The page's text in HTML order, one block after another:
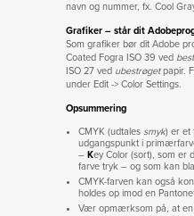
navn og nummer, fx. Cool
Grafiker – står dit
Som grafiker bør dit Adobe
Coated Fogra ISO 39 ved
ISO 27 ved ubestrøgetpapir.
under Edit -> Color Settings.
Opsummering
CMYK (udtales smyk) er et
udgangspunkt i
– Key Color (sort), som er
farve tryk – og som kan
CMYK-farven kan også
holdes op imod en
Vær opmærksom på, at en